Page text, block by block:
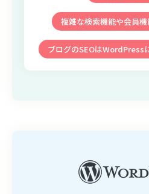
複雑な検索機能や会員
ブログのSEOはWordPress